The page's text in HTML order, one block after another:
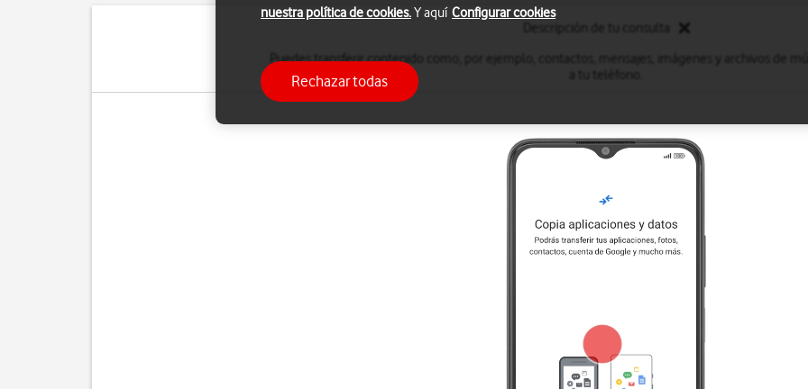
Puedes transferir contenido como, por ejemplo, contactos, mensajes, imágenes y archivos de
nuestra política de cookies.Y aquí Configurar cookies
Rechazar todas